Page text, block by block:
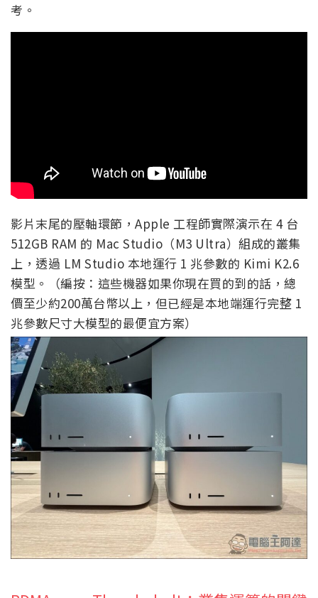
考。
影片末尾的壓軸環節，Apple 工程師實際演示在 4 台
512GB RAM 的 Mac Studio（M3 Ultra）組成的叢集
上，透過 LM Studio 本地運行 1 兆參數的 Kimi K2.6
模型。（編按：這些機器如果你現在買的到的話，總
價至少約200萬台幣以上，但已經是本地端運行完整 1
兆參數尺寸大模型的最便宜方案）